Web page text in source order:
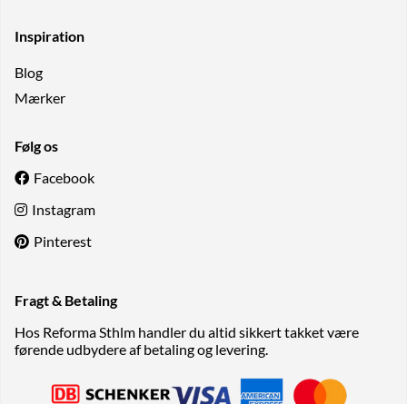
Inspiration
Blog
Mærker
Følg os
Facebook
Instagram
Pinterest
Fragt & Betaling
Hos Reforma Sthlm handler du altid sikkert takket være
førende udbydere af betaling og levering.